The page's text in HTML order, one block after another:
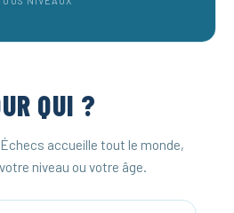
QUI ?
accueille tout le monde,
niveau ou votre âge.